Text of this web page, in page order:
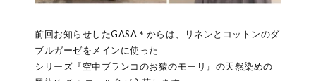
前回お知らせしたGASA＊からは、リネンとコットンのダ
ブルガーゼをメインに使った
シリーズ『空中ブランコのお猿のモーリ』の天然染めの